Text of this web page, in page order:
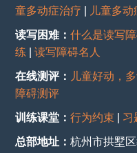
童多动症治疗
儿童多
读写困难：什么是读写
练 |读写障碍名人
在线测评： 儿童好动，
障碍测评
训练课堂：行为约束 习
总部地址：杭州市拱墅